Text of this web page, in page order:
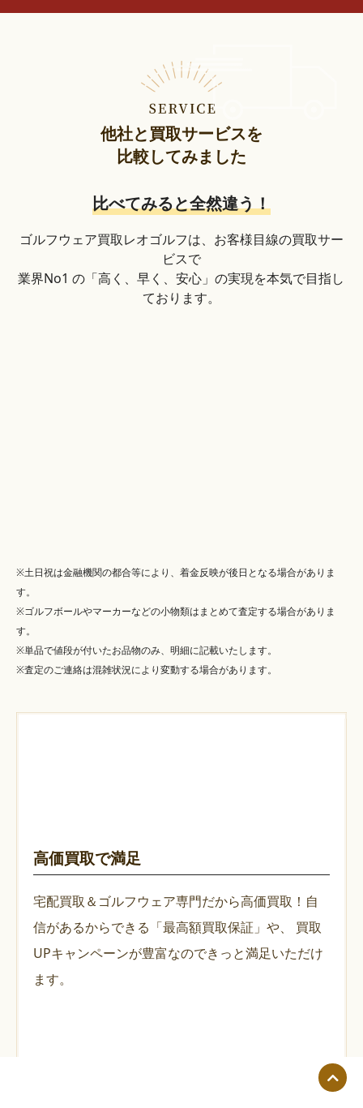
他社と買取サービスを
比較してみました
比べてみると全然違う！
ゴルフウェア買取レオゴルフは、お客様目線の買取サー
ビスで
業界No1 の「高く、早く、安心」の実現を本気で目指し
ております。
※土日祝は金融機関の都合等により、着金反映が後日となる場合がありま
す。
※ゴルフボールやマーカーなどの小物類はまとめて査定する場合がありま
す。
※単品で値段が付いたお品物のみ、明細に記載いたします。
※査定のご連絡は混雑状況により変動する場合があります。
高価買取で満足
宅配買取＆ゴルフウェア専門だから高価買取！自
信があるからできる「最高額買取保証」や、
買取
UPキャンペーンが豊富なのできっと満足いただけ
ます。